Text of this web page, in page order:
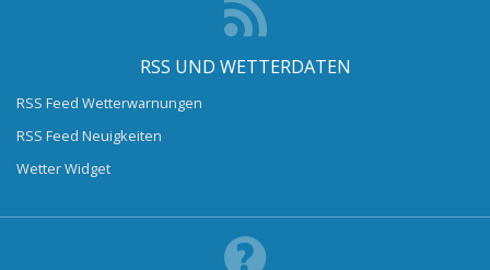
RSS UND WETTERDATEN
RSS Feed Wetterwarnungen
RSS Feed Neuigkeiten
Wetter Widget